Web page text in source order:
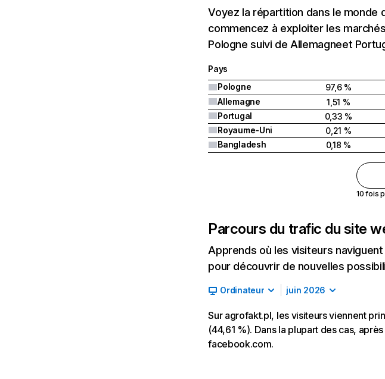
Voyez la répartition dans le
commencez à exploiter les
Pologne suivi de Allemagneet
Pays
Pologne
97,6 %
Allemagne
1,51 %
Portugal
0,33 %
Royaume-Uni
0,21 %
Bangladesh
0,18 %
10 fois
Parcours du trafic du site
Apprends où les visiteurs
pour découvrir de nouvelles
Ordinateur juin 2026
Sur agrofakt.pl, les visiteurs viennent
(44,61 %). Dans la plupart des cas,
facebook.com.